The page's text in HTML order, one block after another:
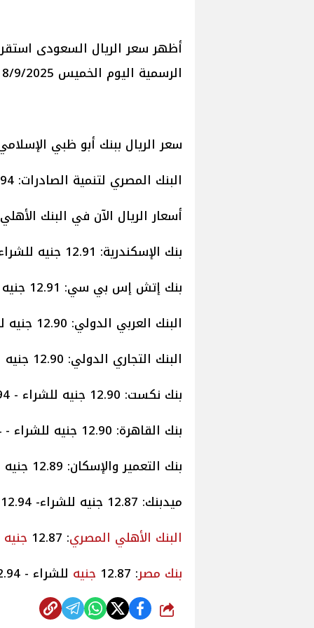
أظهر سعر الريال السعودى
الرسمية اليوم الخميس 18/9/2025.
سعر الريال ببنك أبو ظبي الإسلامي: 12.95 جنيه للشراء - 12.98 جنيه
البنك المصري لتنمية الصادرات: 12.94 جنيه للشراء - 12.97 جنيه للبيع.
أسعار الريال الآن في البنك الأهلي الكويتي: 12.91 جنيه
بنك الإسكندرية: 12.91 جنيه للشراء - 12.94 جنيه للبيع.
بنك إتش إس بي سي: 12.91 جنيه للشراء - 12.94 جنيه للبيع.
البنك العربي الدولي: 12.90 جنيه للشراء- 12.93 جنيه للبيع.
البنك التجاري الدولي: 12.90 جنيه للشراء - 12.94 جنيه للبيع.
بنك نكست: 12.90 جنيه للشراء - 12.94 جنيه للبيع.
بنك القاهرة: 12.90 جنيه للشراء - 12.94 جنيه للبيع.
بنك التعمير والإسكان: 12.89 جنيه للشراء - 12.94 جنيه للبيع.
ميدبنك: 12.87 جنيه للشراء- 12.94 جنيه للبيع.
البنك الأهلي المصري: 12.87 جنيه
بنك مصر: 12.87 جنيه للشراء - 12.94
شارك